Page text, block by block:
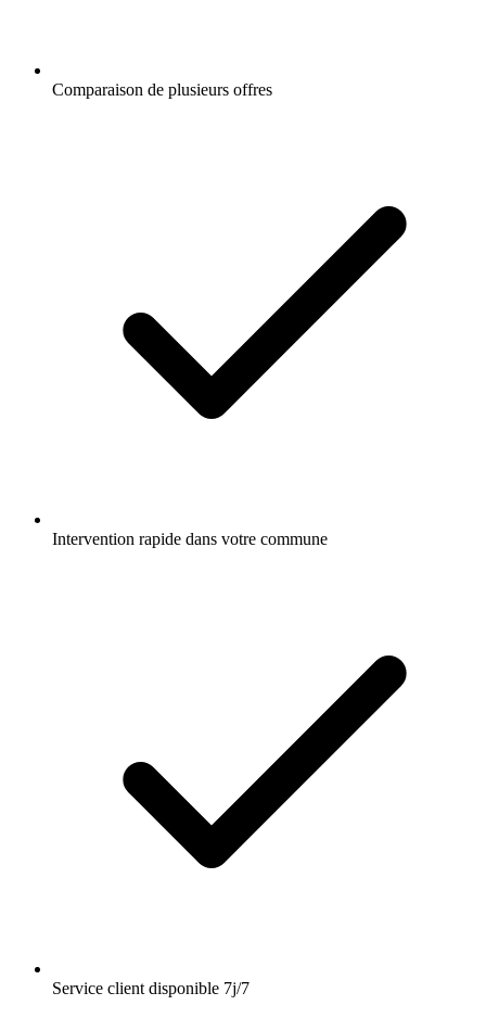
Comparaison de plusieurs offres
Intervention rapide dans votre commune
Service client disponible 7j/7